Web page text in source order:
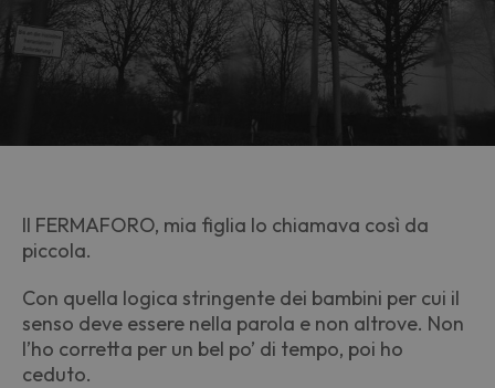
Il FERMAFORO, mia figlia lo chiamava così da
piccola.
Con quella logica stringente dei bambini per cui il
senso deve essere nella parola e non altrove. Non
l’ho corretta per un bel po’ di tempo, poi ho
ceduto.